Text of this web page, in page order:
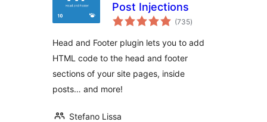
Post Injections
(735toplam
puan
)
Head and Footer plugin lets you to add
HTML code to the head and footer
sections of your site pages, inside
posts… and more!
Stefano Lissa